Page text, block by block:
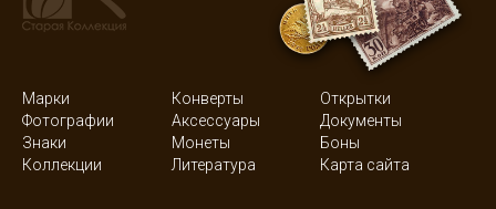
Марки Конверты
Открытки
Фотографии
Аксессуары
Документы
Знаки
Монеты
Боны
Коллекции
Литература Карта сайта